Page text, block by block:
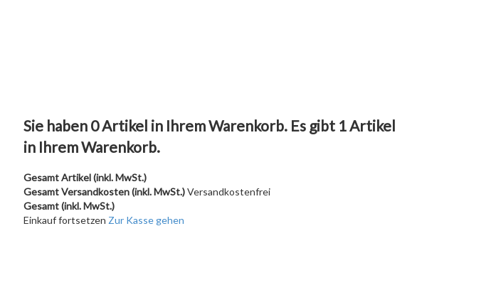
Sie haben 0Artikel in Ihrem Warenkorb. Es gibt 1 Artikel
in Ihrem Warenkorb.
Gesamt Artikel (inkl. MwSt.)
Gesamt Versandkosten (inkl. MwSt.)Versandkostenfrei
Gesamt (inkl. MwSt.)
Einkauf fortsetzen Zur Kasse gehen